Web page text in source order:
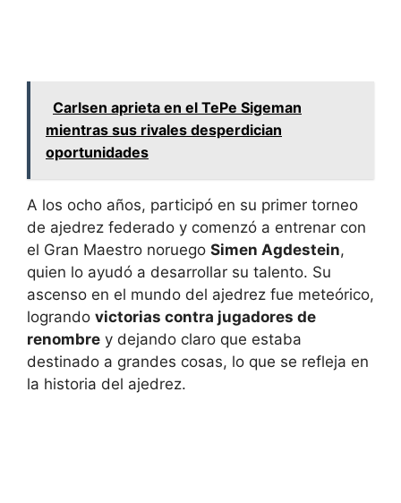
Carlsen aprieta en el TePe Sigeman
mientras sus rivales desperdician
oportunidades
A los ocho años, participó en su primer torneo
de ajedrez federado y comenzó a entrenar con
el Gran Maestro noruego Simen Agdestein,
quien lo ayudó a desarrollar su talento. Su
ascenso en el mundo del ajedrez fue meteórico,
logrando victorias contra jugadores de
renombre y dejando claro que estaba
destinado a grandes cosas, lo que se refleja en
la historia del ajedrez.